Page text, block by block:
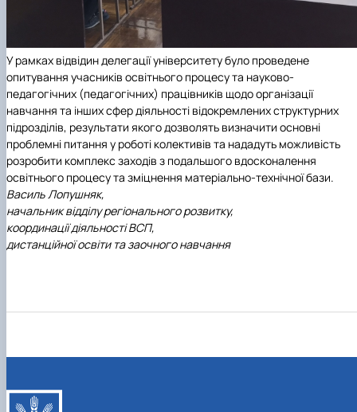
У рамках відвідин делегації університету було проведене
опитування учасників освітнього процесу та науково-
педагогічних (педагогічних) працівників щодо організації
навчання та інших сфер діяльності відокремлених структурних
підрозділів, результати якого дозволять визначити основні
проблемні питання у роботі колективів та нададуть можливість
розробити комплекс заходів з подальшого вдосконалення
освітнього процесу та зміцнення матеріально-технічної бази.
Василь Лопушняк,
начальник відділу регіонального розвитку,
координації діяльності ВСП,
дистанційної освіти та заочного навчання